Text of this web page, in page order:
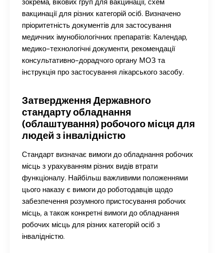
зокрема, вікових груп для вакцинації, схем
вакцинації для різних категорій осіб. Визначено
пріоритетність документів для застосування
медичних імунобіологічних препаратів: Календар,
медико-технологічні документи, рекомендації
консультативно-дорадчого органу МОЗ та
інструкція про застосування лікарського засобу.
Затвердження Державного
стандарту обладнання
(облаштування) робочого місця для
людей з інвалідністю
Стандарт визначає вимоги до обладнання робочих
місць з урахуванням різних видів втрати
функціоналу. Найбільш важливими положеннями
цього наказу є вимоги до роботодавців щодо
забезпечення розумного пристосування робочих
місць, а також конкретні вимоги до обладнання
робочих місць для різних категорій осіб з
інвалідністю.